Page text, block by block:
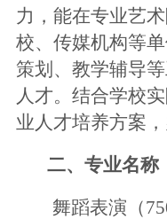
力，能在专业艺
校、传媒机构等
策划、教学辅导
人才。 结合学校实
业人才培养方案
二、专业名称
舞蹈表演（